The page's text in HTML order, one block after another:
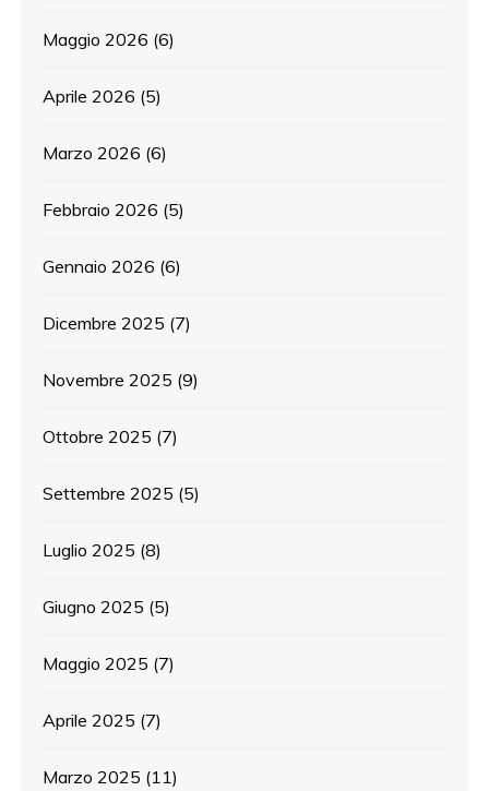
Maggio 2026 (6)
Aprile 2026 (5)
Marzo 2026 (6)
Febbraio 2026 (5)
Gennaio 2026 (6)
Dicembre 2025 (7)
Novembre 2025 (9)
Ottobre 2025 (7)
Settembre 2025 (5)
Luglio 2025 (8)
Giugno 2025 (5)
Maggio 2025 (7)
Aprile 2025 (7)
Marzo 2025 (11)